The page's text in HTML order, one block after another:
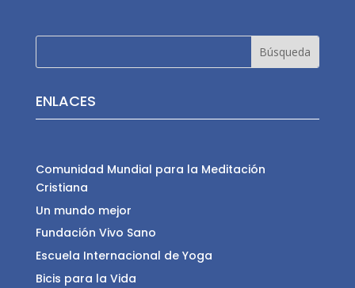
ENLACES
Comunidad Mundial para la Meditación
Cristiana
Un mundo mejor
Fundación Vivo Sano
Escuela Internacional de Yoga
Bicis para la Vida